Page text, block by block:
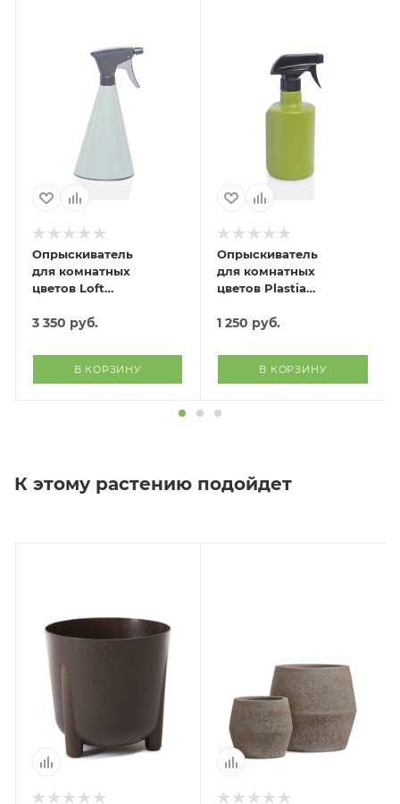
Опрыскиватель
для комнатных
цветов Loft
3 350 руб.
В КОРЗИНУ
Опрыскиватель
для комнатных
цветов Plastia
1 250 руб.
В КОРЗИНУ
К этому растению подойдет